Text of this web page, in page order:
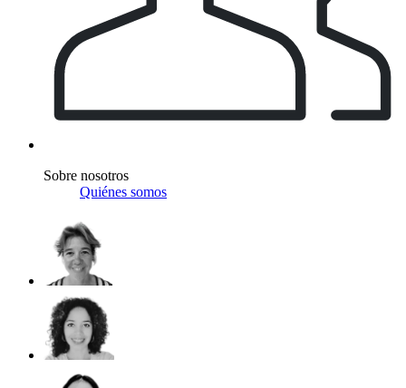
Sobre nosotros
Quiénes somos